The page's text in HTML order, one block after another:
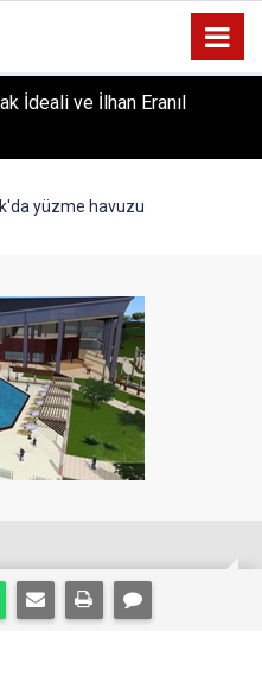
İdeali ve İlhan Eranıl
COŞKUSU: Kursiyerler
yüzme havuzu